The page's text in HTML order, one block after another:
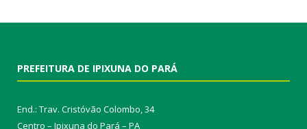
PREFEITURA DE IPIXUNA DO PARÁ
End.: Trav. Cristóvão Colombo, 34
Centro – Ipixuna do Pará – PA